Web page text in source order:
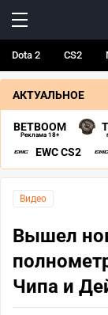
Dota 2 CS2
АКТУАЛЬНОЕ
BETBOOM
Реклама 18+
EWC CS2
Видео
Вышел
Чипа и